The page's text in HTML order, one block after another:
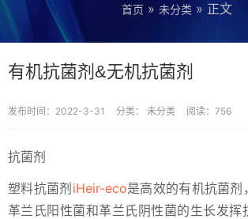
首页 » 未分类 » 正文
有机抗菌剂&无机抗菌剂
发布时间：2022-3-31 分类： 未分类 阅读：756
抗菌剂
塑料抗菌剂 iHeir-eco是高效的有机抗菌剂
革兰氏阳性菌和革兰氏阴性菌的生长发挥